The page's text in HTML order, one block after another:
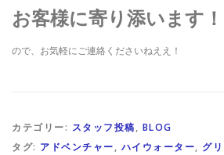
お客様に寄り添います！
ので、お気軽にご連絡くださいねええ！
カテゴリー: スタッフ投稿, BLOG
タグ: アドベンチャー, ハイウォーター, グ